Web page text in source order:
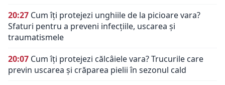
20:27 Cum îți protejezi unghiile de la picioare vara?
Sfaturi pentru a preveni infecțiile, uscarea și
traumatismele
20:07 Cum îți protejezi călcâiele vara? Trucurile care
previn uscarea și crăparea pielii în sezonul cald